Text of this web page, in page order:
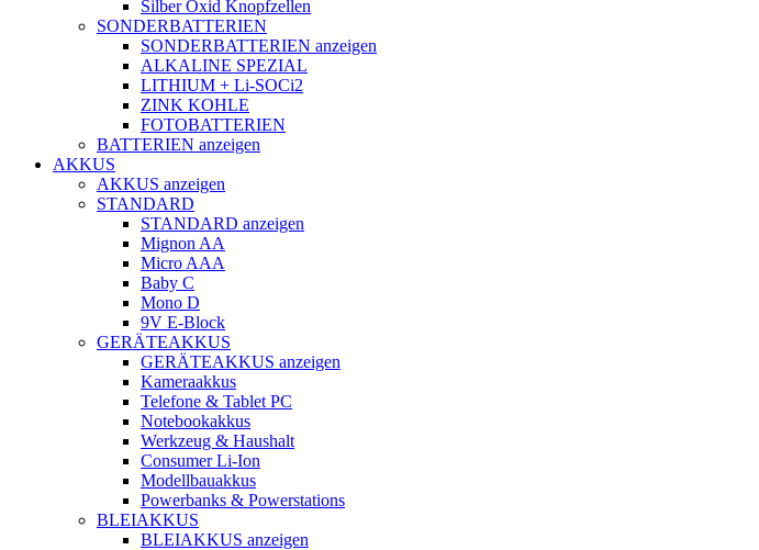
Silber Oxid Knopfzellen
SONDERBATTERIEN
SONDERBATTERIEN anzeigen
ALKALINE SPEZIAL
LITHIUM + Li-SOCi2
ZINK KOHLE
FOTOBATTERIEN
BATTERIEN anzeigen
AKKUS
AKKUS anzeigen
STANDARD
STANDARD anzeigen
Mignon AA
Micro AAA
Baby C
Mono D
9V E-Block
GERÄTEAKKUS
GERÄTEAKKUS anzeigen
Kameraakkus
Telefone & Tablet PC
Notebookakkus
Werkzeug & Haushalt
Consumer Li-Ion
Modellbauakkus
Powerbanks & Powerstations
BLEIAKKUS
BLEIAKKUS anzeigen